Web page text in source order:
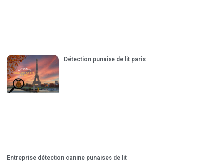
Détection punaise de lit paris
Entreprise détection canine punaises de lit